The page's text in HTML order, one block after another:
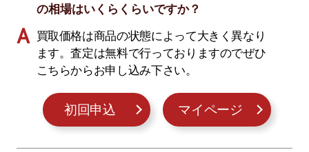
の相場はいくらくらいですか？
買取価格は商品の状態によって大きく異なり
ます。査定は無料で行っておりますのでぜひ
こちらからお申し込み下さい。
初回申込 マイページ